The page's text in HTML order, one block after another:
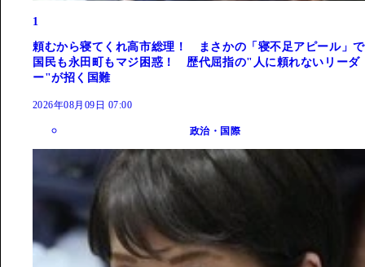
1
頼むから寝てくれ高市総理！ まさかの「寝不足アピール」で
国民も永田町もマジ困惑！ 歴代屈指の"人に頼れないリーダ
ー"が招く国難
2026年08月09日 07:00
政治・国際